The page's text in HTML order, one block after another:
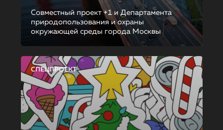
Совместный проект +1 и Департамента
природопользования и охраны
окружающей среды города Москвы
СПЕЦПРОЕКТ